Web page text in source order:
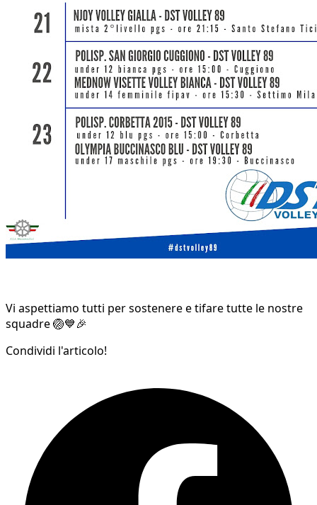
Vi aspettiamo tutti per sostenere e tifare tutte le nostre
squadre 🏐💙🎉
Condividi l'articolo!